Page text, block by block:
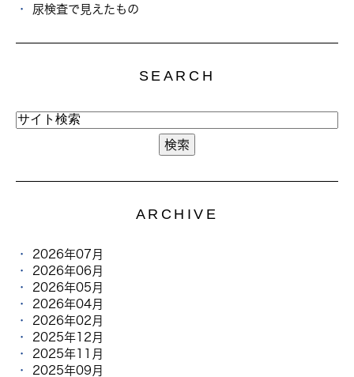
尿検査で見えたもの
SEARCH
ARCHIVE
2026年07月
2026年06月
2026年05月
2026年04月
2026年02月
2025年12月
2025年11月
2025年09月